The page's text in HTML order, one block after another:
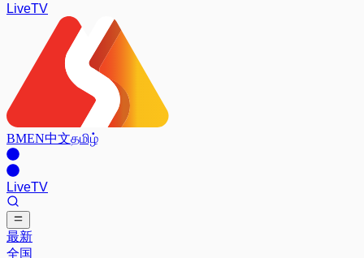
LiveTV
BMEN中文தமிழ்
LiveTV
最新
全国